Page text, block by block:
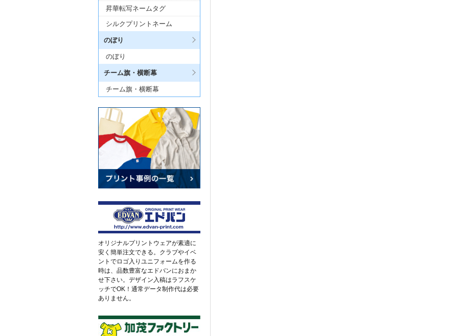
昇華転写ネームタグ
シルクプリントネーム
のぼり
のぼり
チーム旗・横断幕
チーム旗・横断幕
オリジナルプリントウェアが素適に
安く簡単注文できる。クラブやイベ
ントでロゴ入りユニフォームを作る
時は、品数豊富なエドバンにおまか
せ下さい。デザイン入稿はラフスケ
ッチでOK！通常データ制作代は必要
ありません。